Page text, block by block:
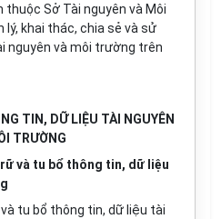
Sở Tài nguyên và Môi
khai thác, chia sẻ và sử
nguyên và môi trường trên
TIN, DỮ LIỆU TÀI NGUYÊN
TRƯỜNG
và tu bổ thông tin, dữ liệu
tu bổ thông tin, dữ liệu tài